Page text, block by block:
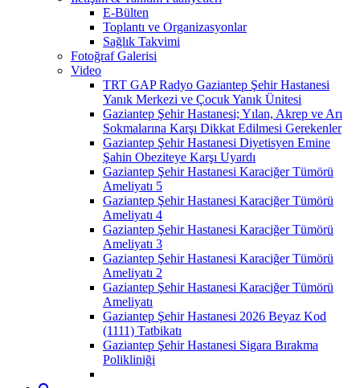
E-Bülten
Toplantı ve Organizasyonlar
Sağlık Takvimi
Fotoğraf Galerisi
Video
TRT GAP Radyo Gaziantep Şehir Hastanesi
Yanık Merkezi ve Çocuk Yanık Ünitesi
Gaziantep Şehir Hastanesi; Yılan, Akrep ve Arı
Sokmalarına Karşı Dikkat Edilmesi Gerekenler
Gaziantep Şehir Hastanesi Diyetisyen Emine
Şahin Obeziteye Karşı Uyardı
Gaziantep Şehir Hastanesi Karaciğer Tümörü
Ameliyatı 5
Gaziantep Şehir Hastanesi Karaciğer Tümörü
Ameliyatı 4
Gaziantep Şehir Hastanesi Karaciğer Tümörü
Ameliyatı 3
Gaziantep Şehir Hastanesi Karaciğer Tümörü
Ameliyatı 2
Gaziantep Şehir Hastanesi Karaciğer Tümörü
Ameliyatı
Gaziantep Şehir Hastanesi 2026 Beyaz Kod
(1111) Tatbikatı
Gaziantep Şehir Hastanesi Sigara Bırakma
Polikliniği